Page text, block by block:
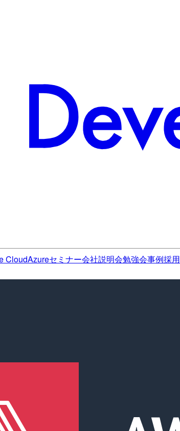
CloudAzureセミナー会社説明会勉強会事例採用